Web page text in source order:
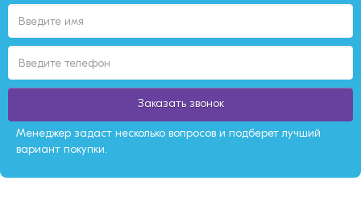
Заказать звонок
Менеджер задаст несколько вопросов и подберет лучший
вариант покупки.